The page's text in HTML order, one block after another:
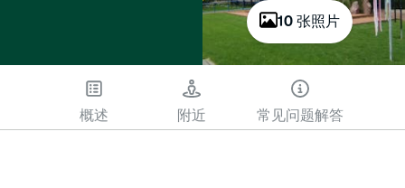
10 张照片
概述 附近 常见问题解答